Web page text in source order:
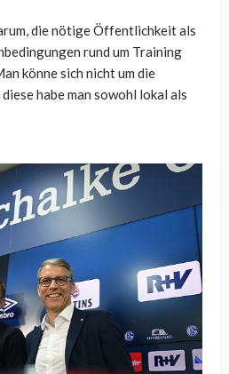
die nötige Öffentlichkeit als
rund um Training
könne sich nicht um die
habe man sowohl lokal als